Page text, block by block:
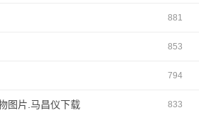
881
853
794
图片.马昌仪下载 833